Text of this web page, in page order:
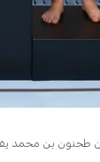
طحنون بن محمد